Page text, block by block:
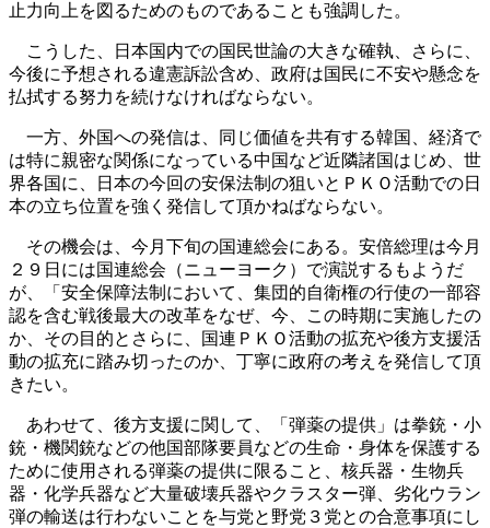
止力向上を図るためのものであることも強調した。
こうした、日本国内での国民世論の大きな確執、さらに、
今後に予想される違憲訴訟含め、政府は国民に不安や懸念を
払拭する努力を続けなければならない。
一方、外国への発信は、同じ価値を共有する韓国、経済で
は特に親密な関係になっている中国など近隣諸国はじめ、世
界各国に、日本の今回の安保法制の狙いとＰＫＯ活動での日
本の立ち位置を強く発信して頂かねばならない。
その機会は、今月下旬の国連総会にある。安倍総理は今月
２９日には国連総会（ニューヨーク）で演説するもようだ
が、「安全保障法制において、集団的自衛権の行使の一部容
認を含む戦後最大の改革をなぜ、今、この時期に実施したの
か、その目的とさらに、国連ＰＫＯ活動の拡充や後方支援活
動の拡充に踏み切ったのか、丁寧に政府の考えを発信して頂
きたい。
あわせて、後方支援に関して、「弾薬の提供」は拳銃・小
銃・機関銃などの他国部隊要員などの生命・身体を保護する
ために使用される弾薬の提供に限ること、核兵器・生物兵
器・化学兵器など大量破壊兵器やクラスター弾、劣化ウラン
弾の輸送は行わないことを与党と野党３党との合意事項にし